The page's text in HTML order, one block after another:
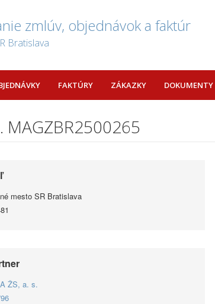
zmlúv, objednávok a faktúr
Bratislava
FAKTÚRY ZÁKAZKY DOKUMENTY
MAGZBR2500265
mesto SR Bratislava
ŽS, a. s.